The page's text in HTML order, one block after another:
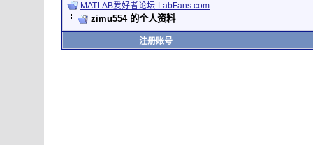
MATLAB爱好者论坛-LabFans.com
zimu554 的个人资料
注册账号